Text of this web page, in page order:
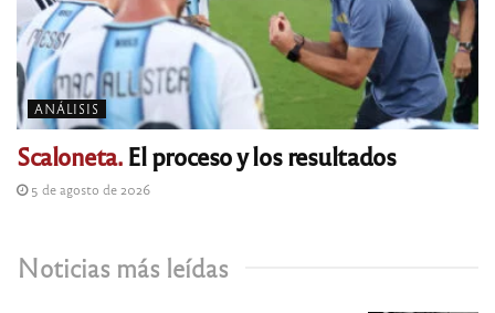
ANÁLISIS
Scaloneta.El proceso y los resultados
5 de agosto de 2026
Noticias más leídas